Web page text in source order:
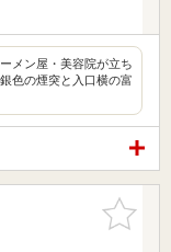
メン屋・美容院が立ち
色の煙突と入口横の富
お気に入
りに追加